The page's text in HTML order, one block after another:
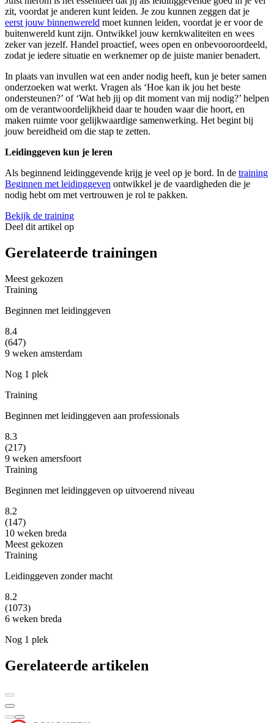
zit, voordat je anderen kunt leiden. Je zou kunnen zeggen dat je
eerst jouw binnenwereld moet kunnen leiden, voordat je er voor de
buitenwereld kunt zijn. Ontwikkel jouw kernkwaliteiten en wees
zeker van jezelf. Handel proactief, wees open en onbevooroordeeld,
zodat je iedere situatie en werknemer op de juiste manier benadert.
In plaats van invullen wat een ander nodig heeft, kun je beter samen
onderzoeken wat werkt. Vragen als ‘Hoe kan ik jou het beste
ondersteunen?’ of ‘Wat heb jij op dit moment van mij nodig?’ helpen
om de verantwoordelijkheid daar te houden waar die hoort, en
maken ruimte voor gelijkwaardige samenwerking. Het begint bij
jouw bereidheid om die stap te zetten.
Leidinggeven kun je leren
Als beginnend leidinggevende krijg je veel op je bord. In de training
Beginnen met leidinggeven ontwikkel je de vaardigheden die je
nodig hebt om met vertrouwen je rol te pakken.
Bekijk de training
Deel dit artikel op
Gerelateerde trainingen
Meest gekozen
Training
Beginnen met leidinggeven
8.4
(647)
9 weken amsterdam
Nog 1 plek
Training
Beginnen met leidinggeven aan professionals
8.3
(217)
9 weken amersfoort
Training
Beginnen met leidinggeven op uitvoerend niveau
8.2
(147)
10 weken breda
Meest gekozen
Training
Leidinggeven zonder macht
8.2
(1073)
6 weken breda
Nog 1 plek
Gerelateerde artikelen